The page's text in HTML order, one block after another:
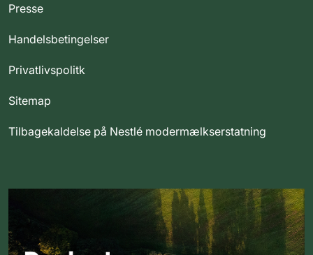
Presse
Handelsbetingelser
Privatlivspolitk
Sitemap
Tilbagekaldelse på Nestlé modermælkserstatning